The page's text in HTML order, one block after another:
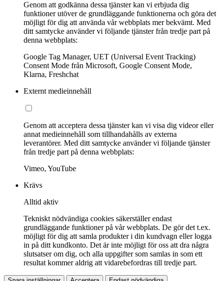
Genom att godkänna dessa tjänster kan vi erbjuda dig
funktioner utöver de grundläggande funktionerna och göra det
möjligt för dig att använda vår webbplats mer bekvämt. Med
ditt samtycke använder vi följande tjänster från tredje part på
denna webbplats:
Google Tag Manager, UET (Universal Event Tracking)
Consent Mode från Microsoft, Google Consent Mode,
Klarna, Freshchat
Externt medieinnehåll
Genom att acceptera dessa tjänster kan vi visa dig videor eller
annat medieinnehåll som tillhandahålls av externa
leverantörer. Med ditt samtycke använder vi följande tjänster
från tredje part på denna webbplats:
Vimeo, YouTube
Krävs
Alltid aktiv
Tekniskt nödvändiga cookies säkerställer endast
grundläggande funktioner på vår webbplats. De gör det t.ex.
möjligt för dig att samla produkter i din kundvagn eller logga
in på ditt kundkonto. Det är inte möjligt för oss att dra några
slutsatser om dig, och alla uppgifter som samlas in som ett
resultat kommer aldrig att vidarebefordras till tredje part.